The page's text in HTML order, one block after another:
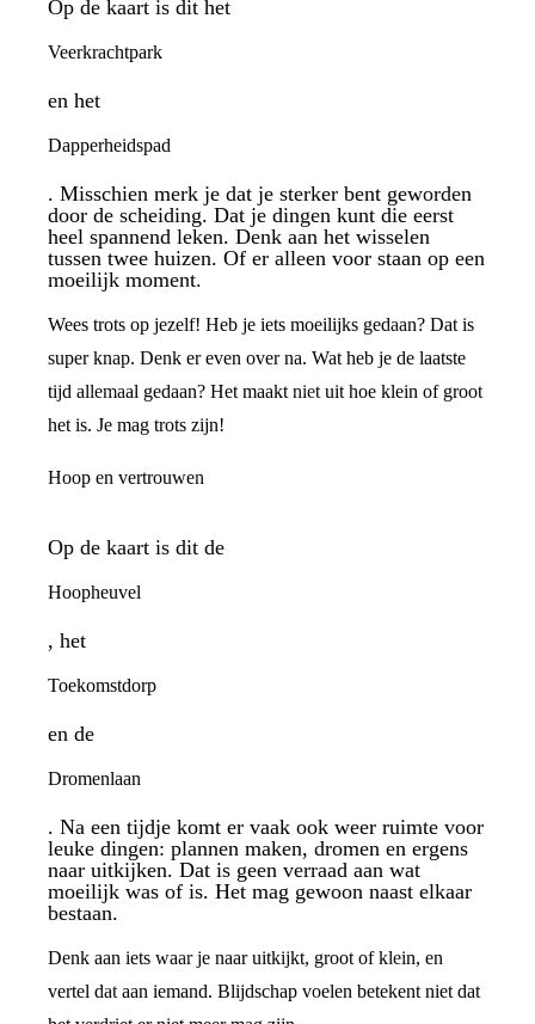
Op de kaart is dit het
Veerkrachtpark
en het
Dapperheidspad
. Misschien merk je dat je sterker bent geworden
door de scheiding. Dat je dingen kunt die eerst
heel spannend leken. Denk aan het wisselen
tussen twee huizen. Of er alleen voor staan op een
moeilijk moment.
Wees trots op jezelf! Heb je iets moeilijks gedaan? Dat is
super knap. Denk er even over na. Wat heb je de laatste
tijd allemaal gedaan? Het maakt niet uit hoe klein of groot
het is. Je mag trots zijn!
Hoop en vertrouwen
Op de kaart is dit de
Hoopheuvel
, het
Toekomstdorp
en de
Dromenlaan
. Na een tijdje komt er vaak ook weer ruimte voor
leuke dingen: plannen maken, dromen en ergens
naar uitkijken. Dat is geen verraad aan wat
moeilijk was of is. Het mag gewoon naast elkaar
bestaan.
Denk aan iets waar je naar uitkijkt, groot of klein, en
vertel dat aan iemand. Blijdschap voelen betekent niet dat